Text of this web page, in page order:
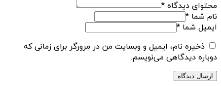
محتوای دیدگاه *
نام شما *
ایمیل شما *
ذخیره نام، ایمیل و وبسایت من در مرورگر برای زمانی که
دوباره دیدگاهی می‌نویسم.